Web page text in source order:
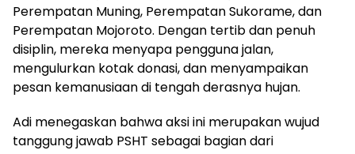
Perempatan Muning, Perempatan Sukorame, dan
Perempatan Mojoroto. Dengan tertib dan penuh
disiplin, mereka menyapa pengguna jalan,
mengulurkan kotak donasi, dan menyampaikan
pesan kemanusiaan di tengah derasnya hujan.
Adi menegaskan bahwa aksi ini merupakan wujud
tanggung jawab PSHT sebagai bagian dari